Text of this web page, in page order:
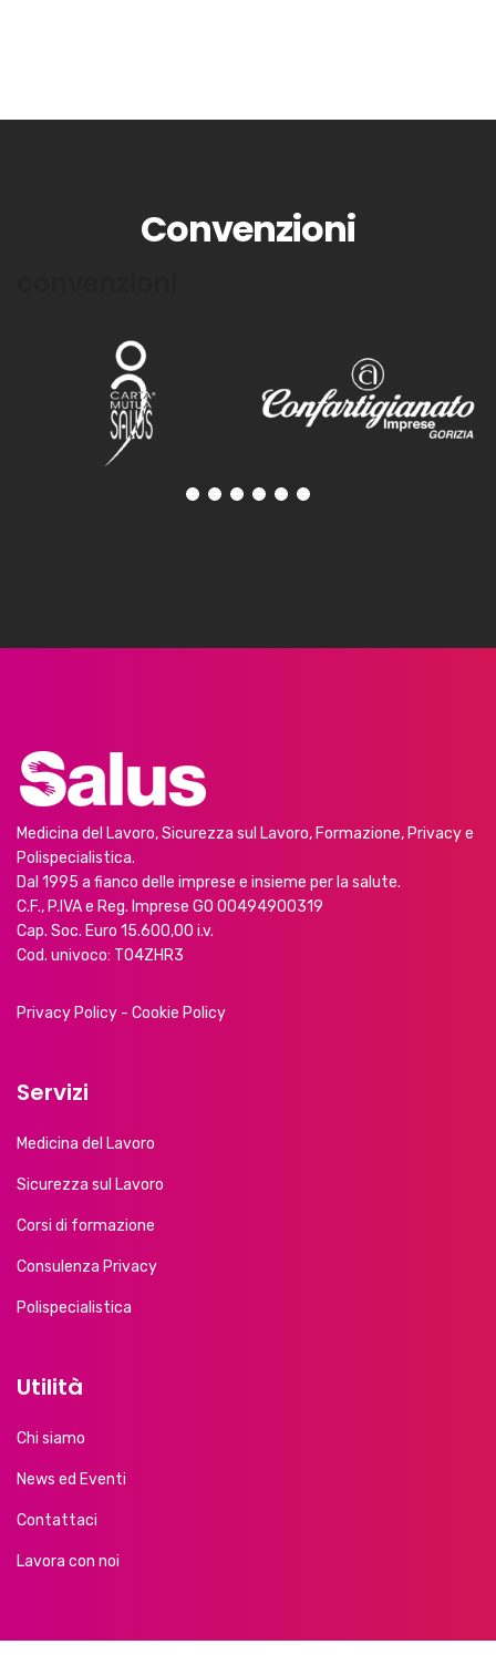
Convenzioni
Medicina del Lavoro, Sicurezza sul Lavoro, Formazione, Privacy e
Polispecialistica.
Dal 1995 a fianco delle imprese e insieme per la salute.
C.F., P.IVA e Reg. Imprese GO 00494900319
Cap. Soc. Euro 15.600,00 i.v.
Cod. univoco: T04ZHR3
Privacy Policy - Cookie Policy
Servizi
Medicina del Lavoro
Sicurezza sul Lavoro
Corsi di formazione
Consulenza Privacy
Polispecialistica
Utilità
Chi siamo
News ed Eventi
Contattaci
Lavora con noi